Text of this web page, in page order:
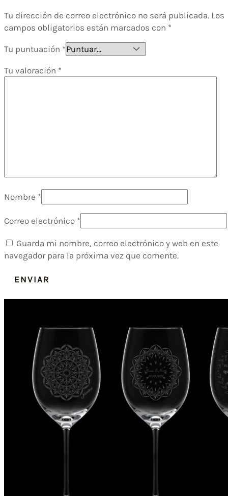
Tu dirección de correo electrónico no será publicada. Los
campos obligatorios están marcados con *
Tu puntuación *
Tu valoración *
Nombre *
Correo electrónico *
Guarda mi nombre, correo electrónico y web en este
navegador para la próxima vez que comente.